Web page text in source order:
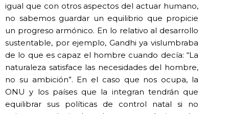
igual que con otros aspectos del actuar humano,
no sabemos guardar un equilibrio que propicie
un progreso armónico. En lo relativo al desarrollo
sustentable, por ejemplo, Gandhi ya vislumbraba
de lo que es capaz el hombre cuando decía: “La
naturaleza satisface las necesidades del hombre,
no su ambición”. En el caso que nos ocupa, la
ONU y los países que la integran tendrán que
equilibrar sus políticas de control natal si no